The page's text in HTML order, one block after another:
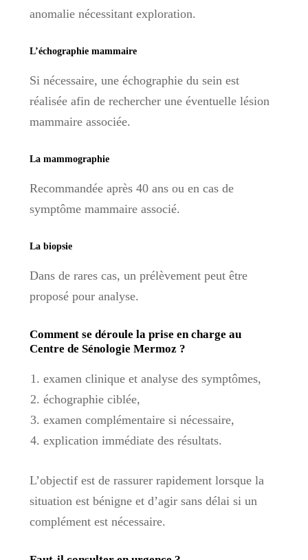
anomalie nécessitant exploration.
L’échographie mammaire
Si nécessaire, une échographie du sein est
réalisée afin de rechercher une éventuelle lésion
mammaire associée.
La mammographie
Recommandée après 40 ans ou en cas de
symptôme mammaire associé.
La biopsie
Dans de rares cas, un prélèvement peut être
proposé pour analyse.
Comment se déroule la prise en charge au
Centre de Sénologie Mermoz ?
examen clinique et analyse des symptômes,
échographie ciblée,
examen complémentaire si nécessaire,
explication immédiate des résultats.
L’objectif est de rassurer rapidement lorsque la
situation est bénigne et d’agir sans délai si un
complément est nécessaire.